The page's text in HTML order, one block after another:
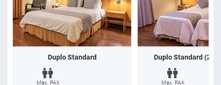
Duplo Standard
Max. PAX
Duplo Standard (2x
Max. PAX